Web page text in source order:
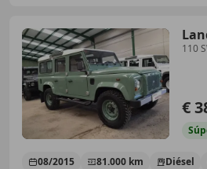
110
€
08/2015 81.000 km Diésel